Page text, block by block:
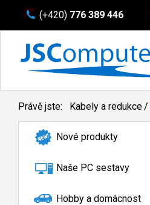
(+420) 776 389 446
Právě jste: Kabely a redukce/
Nové produkty
Naše PC sestavy
Hobby a domácnost